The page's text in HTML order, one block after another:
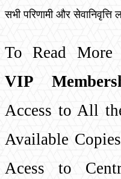
सभी परिणामी और सेवानिवृत्ति
To Read More
VIP
Access to All
Available
Acess to